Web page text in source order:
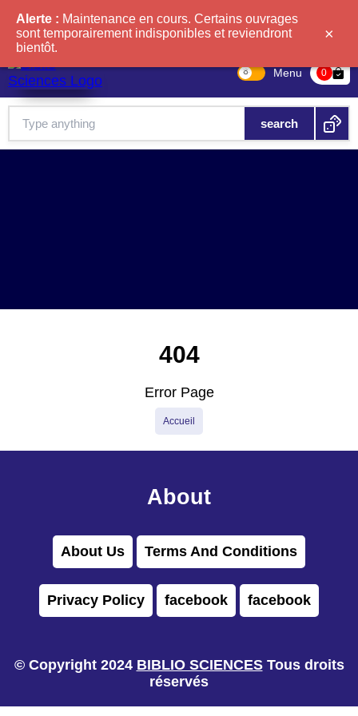
Menu 0 bag-check
Alerte : Maintenance en cours. Certains ouvrages
sont temporairement indisponibles et reviendront
bientôt.
×
404
Error Page
Accueil
About
About Us Terms And Conditions
Privacy Policy facebook facebook
© Copyright 2024 BIBLIO SCIENCESTous droits
réservés